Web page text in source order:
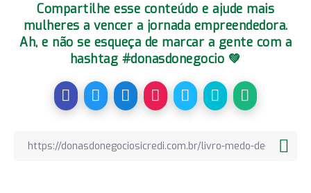
Compartilhe esse conteúdo e ajude mais
mulheres a vencer a jornada empreendedora.
Ah, e não se esqueça de marcar a gente com a
hashtag #donasdonegocio 💚